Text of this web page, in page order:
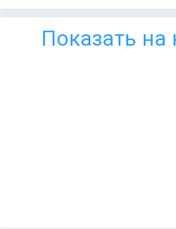
Показать на